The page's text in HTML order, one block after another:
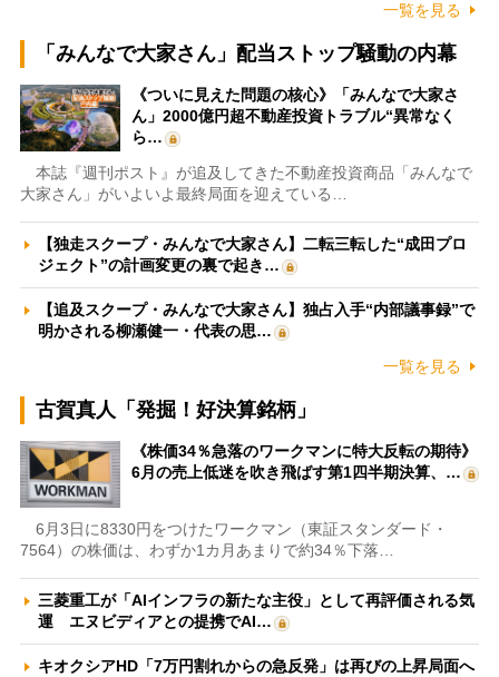
一覧を見る
「みんなで大家さん」配当ストップ騒動の内幕
《ついに見えた問題の核心》「みんなで大家さ
ん」2000億円超不動産投資トラブル“異常なく
ら…
本誌『週刊ポスト』が追及してきた不動産投資商品「みんなで
大家さん」がいよいよ最終局面を迎えている…
【独走スクープ・みんなで大家さん】二転三転した“成田プロ
ジェクト”の計画変更の裏で起き…
【追及スクープ・みんなで大家さん】独占入手“内部議事録”で
明かされる柳瀬健一・代表の思…
一覧を見る
古賀真人「発掘！好決算銘柄」
《株価34％急落のワークマンに特大反転の期待》
6月の売上低迷を吹き飛ばす第1四半期決算、…
6月3日に8330円をつけたワークマン（東証スタンダード・
7564）の株価は、わずか1カ月あまりで約34％下落…
三菱重工が「AIインフラの新たな主役」として再評価される気
運 エヌビディアとの提携でAI…
キオクシアHD「7万円割れからの急反発」は再びの上昇局面へ